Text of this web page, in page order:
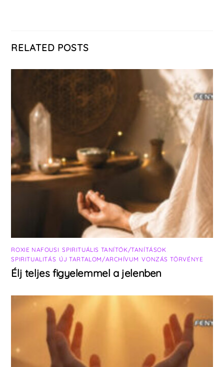
RELATED POSTS
ROXIE NAFOUSI ,SPIRITUÁLIS TANÍTÓK/TANÍTÁSOK
SPIRITUALITÁS ÚJ TARTALOM/ARCHÍVUM ,VONZÁS TÖRVÉNYE
Élj teljes figyelemmel a jelenben